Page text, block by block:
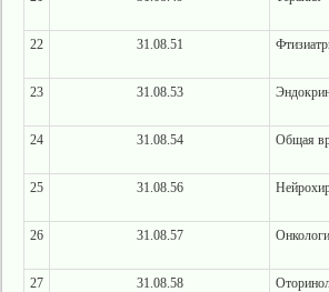
22 31.08.51
23 31.08.53
24 31.08.54 Общая
25 31.08.56
26 31.08.57
27 31.08.58